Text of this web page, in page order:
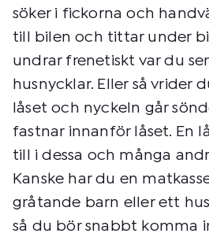
söker i fickorna och
till bilen och tittar under
undrar frenetiskt var du
husnycklar. Eller så vrider
låset och nyckeln går
fastnar innanför låset. En
till i dessa och många
Kanske har du en
gråtande barn eller ett
så du bör snabbt komma